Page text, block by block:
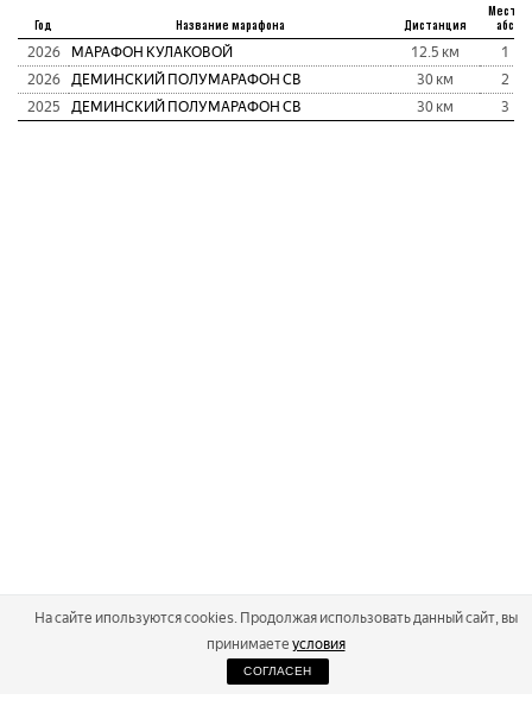
Год Название марафона Дистанция
Место
абс
2026 МАРАФОН КУЛАКОВОЙ 12.5 км
1
2026
ДЕМИНСКИЙ ПОЛУМАРАФОН СВ 30 км
2
2025
ДЕМИНСКИЙ ПОЛУМАРАФОН СВ 30 км 3
На сайте ипользуются cookies. Продолжая использовать данный сайт, вы
принимаете условия
СОГЛАСЕН